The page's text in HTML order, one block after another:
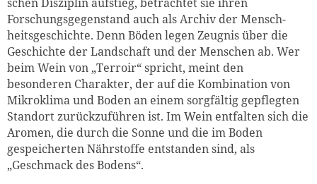
Forschungsge­genstand auch als Archiv der Mensch­
heits­geschichte. Denn Böden legen Zeugnis über die
Geschichte der Landschaft und der Menschen ab. Wer
beim Wein von „Terroir“ spricht, meint den
besonderen Charakter, der auf die Kombination von
Mikroklima und Boden an einem sorgfältig gepflegten
Standort zurückzuführen ist. Im Wein entfalten sich die
Aro­men, die durch die Sonne und die im Boden
gespeicherten Nährstoffe entstanden sind, als
„Geschmack des Bodens“.